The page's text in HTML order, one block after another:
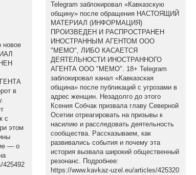
новое
в
с
этом
— о
425492
Telegram заблокировал «Кавказскую
общину» после обращения НАСТОЯЩИЙ
МАТЕРИАЛ (ИНФОРМАЦИЯ)
ПРОИЗВЕДЕН И РАСПРОСТРАНЕН
ИНОСТРАННЫМ АГЕНТОМ ООО
"МЕМО", ЛИБО КАСАЕТСЯ
ДЕЯТЕЛЬНОСТИ ИНОСТРАННОГО
АГЕНТА ООО "МЕМО". 18+ Telegram
заблокировал канал «Кавказская
община» после публикаций с угрозами в
адрес женщин. Незадолго до этого
Ксения Собчак призвала главу Северной
Осетии отреагировать на призывы к
насилию и расследовать деятельность
сообщества. Рассказываем, как
развивались события и почему эта
история вызвала широкий общественный
резонанс. Подробнее:
https://www.kavkaz-uzel.eu/articles/425320